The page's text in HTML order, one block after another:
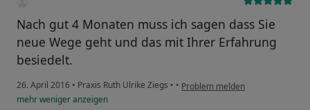
Nach gut 4 Monaten muss ich sagen dass Sie
neue Wege geht und das mit Ihrer Erfahrung
besiedelt.
26. April 2016 • Praxis Ruth Ulrike Ziegs • • Problem melden
mehrwenigeranzeigen